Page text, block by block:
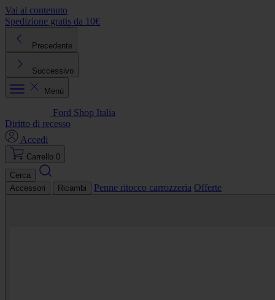
Vai al contenuto
Spedizione gratis da 10€
Precedente
Successivo
Menù
Ford Shop Italia
Diritto di recesso
Accedi
Carrello 0
Cerca
Accessori
Ricambi Penne ritocco carrozzeria Offerte